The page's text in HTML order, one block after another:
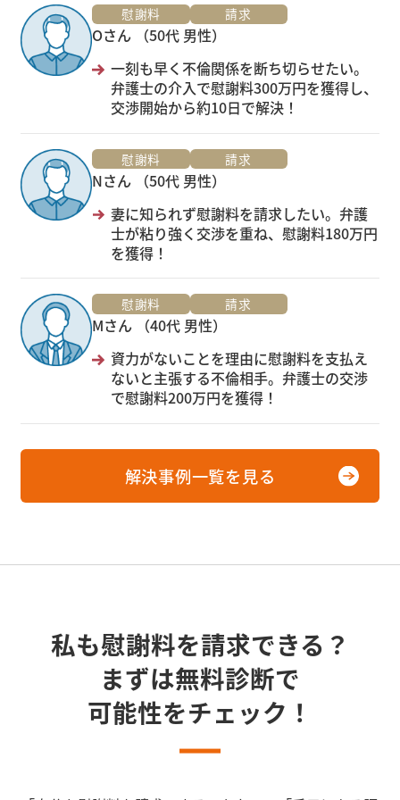
慰謝料 請求
Oさん （50代 男性）
一刻も早く不倫関係を断ち切らせたい。
弁護士の介入で慰謝料300万円を獲得し、
交渉開始から約10日で解決！
慰謝料 請求
Nさん （50代 男性）
妻に知られず慰謝料を請求したい。弁護
士が粘り強く交渉を重ね、慰謝料180万円
を獲得！
慰謝料 請求
Mさん （40代 男性）
資力がないことを理由に慰謝料を支払え
ないと主張する不倫相手。弁護士の交渉
で慰謝料200万円を獲得！
解決事例一覧を見る
私も慰謝料を請求できる？
まずは無料診断で
可能性をチェック！